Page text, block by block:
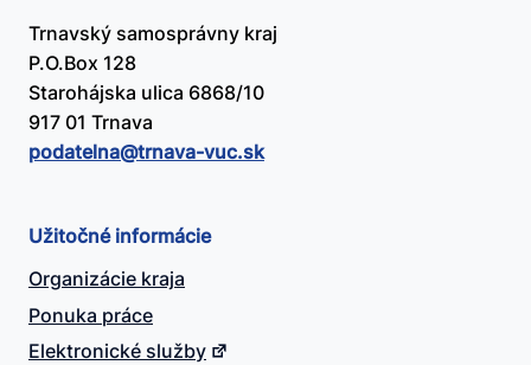
Trnavský samosprávny kraj
P.O.Box 128
Starohájska ulica 6868/10
917 01 Trnava
podatelna@​trnava-vuc.sk
Užitočné informácie
Organizácie kraja
Ponuka práce
Elektronické služby